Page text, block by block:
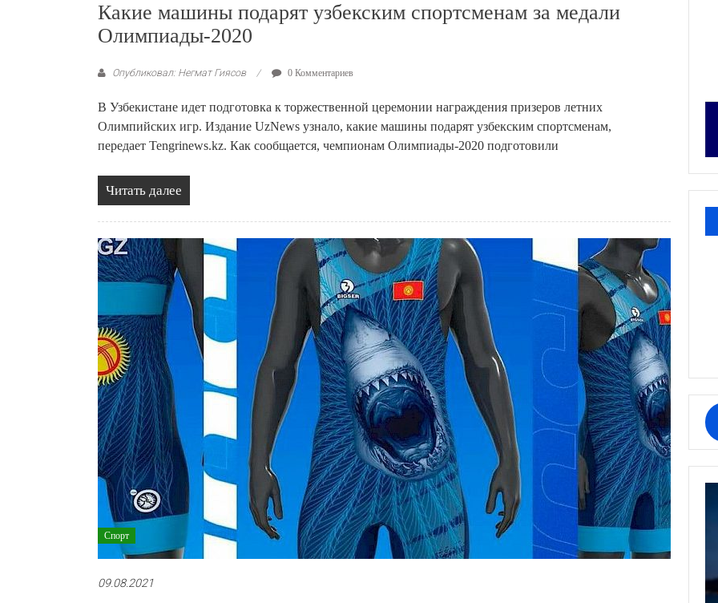
Какие машины подарят узбекским спортсменам за медали
Олимпиады-2020
Опубликовал: Негмат Гиясов 0 Комментариев
В Узбекистане идет подготовка к торжественной церемонии награждения призеров летних
Олимпийских игр. Издание UzNews узнало, какие машины подарят узбекским спортсменам,
передает Tengrinews.kz. Как сообщается, чемпионам Олимпиады-2020 подготовили
Читать далее
Спорт
09.08.2021